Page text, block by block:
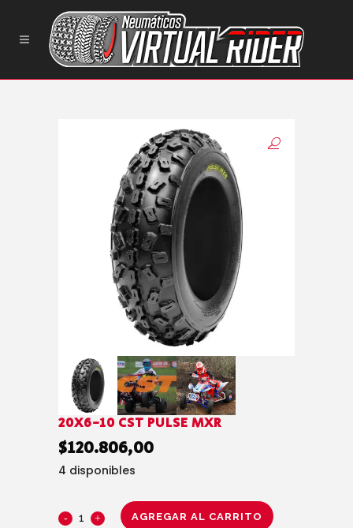
20X6-10 CST PULSE MXR
$120.806,00
4 disponibles
AGREGAR AL CARRITO